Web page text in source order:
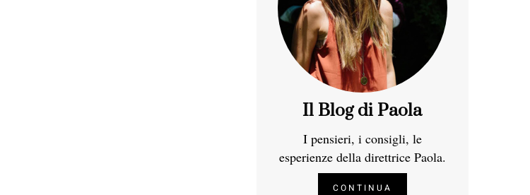
Il Blog di Paola
I pensieri, i consigli, le
esperienze della direttrice Paola.
CONTINUA